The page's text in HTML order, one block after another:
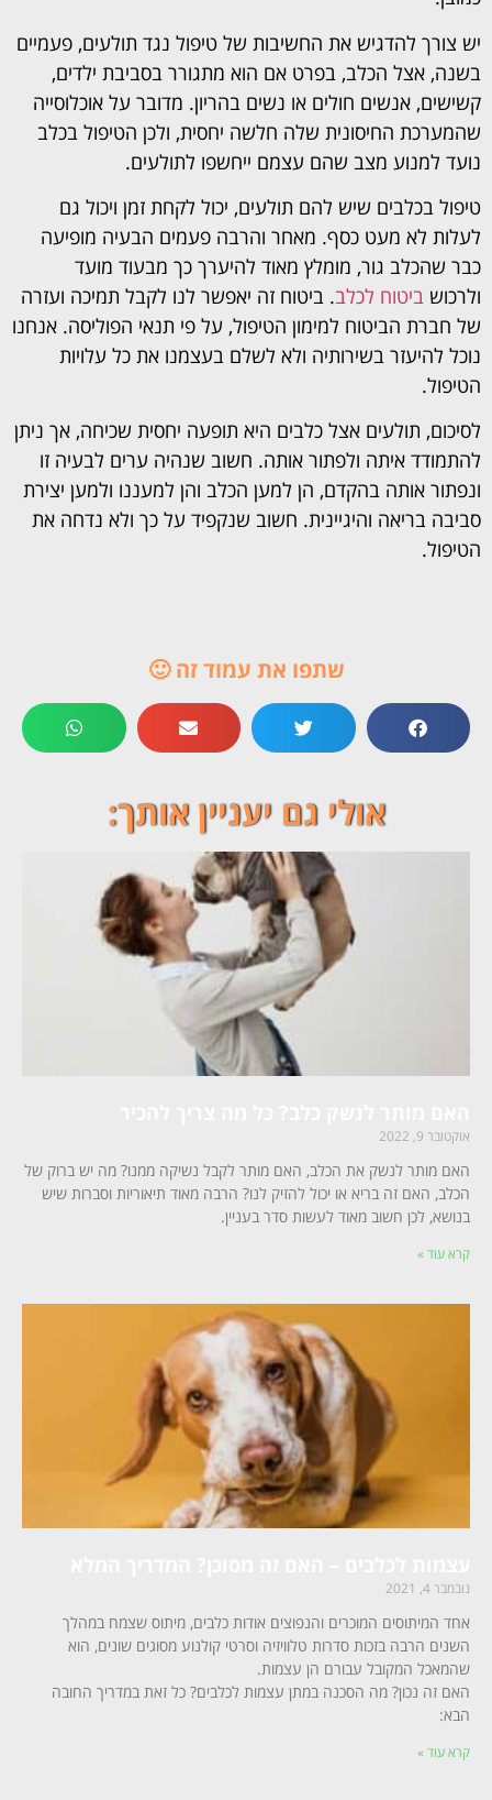
יש צורך להדגיש את החשיבות של טיפול נגד תולעים, פעמיים
בשנה, אצל הכלב, בפרט אם הוא מתגורר בסביבת ילדים,
קשישים, אנשים חולים או נשים בהריון. מדובר על אוכלוסייה
שהמערכת החיסונית שלה חלשה יחסית, ולכן הטיפול בכלב
נועד למנוע מצב שהם עצמם ייחשפו לתולעים.
טיפול בכלבים שיש להם תולעים, יכול לקחת זמן ויכול גם
לעלות לא מעט כסף. מאחר והרבה פעמים הבעיה מופיעה
כבר שהכלב גור, מומלץ מאוד להיערך כך מבעוד מועד
ולרכוש ביטוח לכלב. ביטוח זה יאפשר לנו לקבל תמיכה ועזרה
של חברת הביטוח למימון הטיפול, על פי תנאי הפוליסה. אנחנו
נוכל להיעזר בשירותיה ולא לשלם בעצמנו את כל עלויות
הטיפול.
לסיכום, תולעים אצל כלבים היא תופעה יחסית שכיחה, אך ניתן
להתמודד איתה ולפתור אותה. חשוב שנהיה ערים לבעיה זו
ונפתור אותה בהקדם, הן למען הכלב והן למעננו ולמען יצירת
סביבה בריאה והיגיינית. חשוב שנקפיד על כך ולא נדחה את
הטיפול.
שתפו את עמוד זה 🙂
אולי גם יעניין אותך:
אוקטובר 9, 2022
האם מותר לנשק את הכלב, האם מותר לקבל נשיקה ממנו? מה יש ברוק של
הכלב, האם זה בריא או יכול להזיק לנו? הרבה מאוד תיאוריות וסברות שיש
בנושא, לכן חשוב מאוד לעשות סדר בעניין.
קרא עוד »
נובמבר 4, 2021
אחד המיתוסים המוכרים והנפוצים אודות כלבים, מיתוס שצמח במהלך
השנים הרבה בזכות סדרות טלוויזיה וסרטי קולנוע מסוגים שונים, הוא
שהמאכל המקובל עבורם הן עצמות.
האם זה נכון? מה הסכנה במתן עצמות לכלבים? כל זאת במדריך החובה
הבא:
קרא עוד »